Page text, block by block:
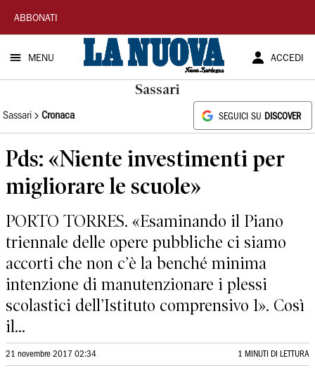
La
Nuova
Sardegna
ABBONATI
MENU ACCEDI
Sassari
Sassari Cronaca SEGUICI SU DISCOVER
Pds: «Niente investimenti per
migliorare le scuole»
PORTO TORRES. «Esaminando il Piano
triennale delle opere pubbliche ci siamo
accorti che non c’è la benché minima
intenzione di manutenzionare i plessi
scolastici dell’Istituto comprensivo 1». Così
il...
21 novembre 2017 02:34 1 MINUTI DI LETTURA